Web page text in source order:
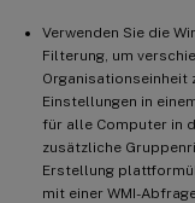
Verwenden Sie die
Filterung, um
Organisationseinheit
Einstellungen in
für alle Computer in
zusätzliche
Erstellung
mit einer WMI-